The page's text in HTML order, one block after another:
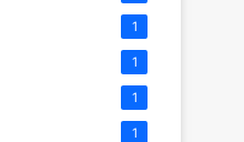
1
1
1
1